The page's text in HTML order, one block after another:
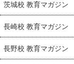
茨城校 教育マガジン
長崎校 教育マガジン
長野校 教育マガジン